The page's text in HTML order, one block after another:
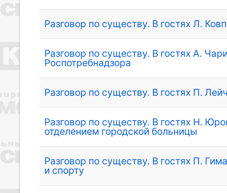
Разговор по существу. В гостях Л.
Разговор по существу. В гостях А.
Роспотребнадзора
Разговор по существу. В гостях П.
Разговор по существу. В гостях Н.
отделением городской больницы
Разговор по существу. В гостях П.
и спорту